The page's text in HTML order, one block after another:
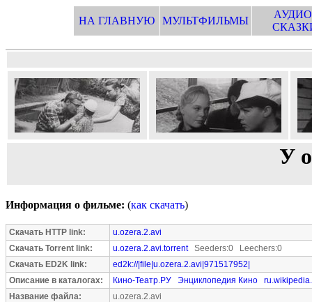
НА ГЛАВНУЮ МУЛЬТФИЛЬМЫ
У
Информация о фильме: (как скачать)
Скачать HTTP link:
u.ozera.2.avi
Скачать Torrent link:
u.ozera.2.avi.torrentSeeders:0 Leechers:0
Скачать ED2K link:
ed2k://|file|u.ozera.2.avi|971517952|
Описание в каталогах:
Кино-Театр.РУ Энциклопедия Кино
Название файла:
u.ozera.2.avi